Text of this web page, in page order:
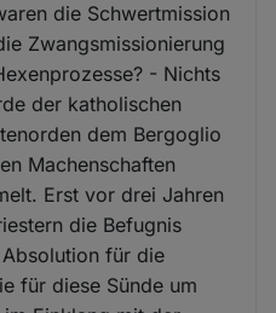
die Schwertmission
Zwangsmissionierung
- Nichts
der katholischen
dem Bergoglio
Machenschaften
Erst vor drei Jahren
die Befugnis
für die
für diese Sünde um